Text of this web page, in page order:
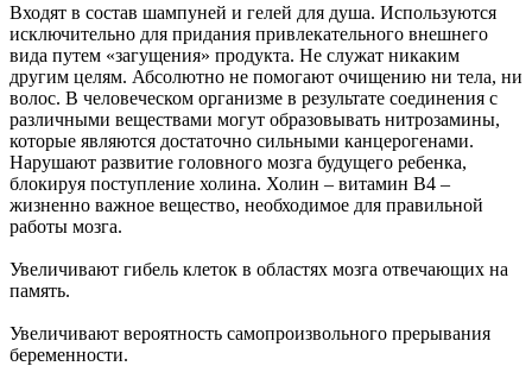
Входят в состав шампуней и гелей для душа. Используются
исключительно для придания привлекательного внешнего
вида путем «загущения» продукта. Не служат никаким
другим целям. Абсолютно не помогают очищению ни тела, ни
волос. В человеческом организме в результате соединения с
различными веществами могут образовывать нитрозамины,
которые являются достаточно сильными канцерогенами.
Нарушают развитие головного мозга будущего ребенка,
блокируя поступление холина. Холин – витамин В4 –
жизненно важное вещество, необходимое для правильной
работы мозга.
Увеличивают гибель клеток в областях мозга отвечающих на
память.
Увеличивают вероятность самопроизвольного прерывания
беременности.